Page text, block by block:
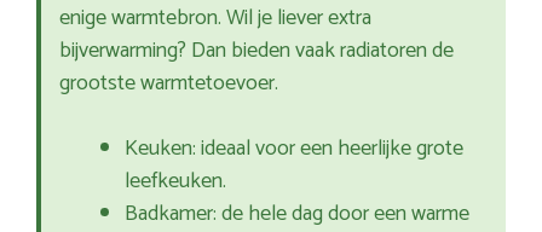
enige warmtebron. Wil je liever extra
bijverwarming? Dan bieden vaak radiatoren de
grootste warmtetoevoer.
Keuken: ideaal voor een heerlijke grote
leefkeuken.
Badkamer: de hele dag door een warme